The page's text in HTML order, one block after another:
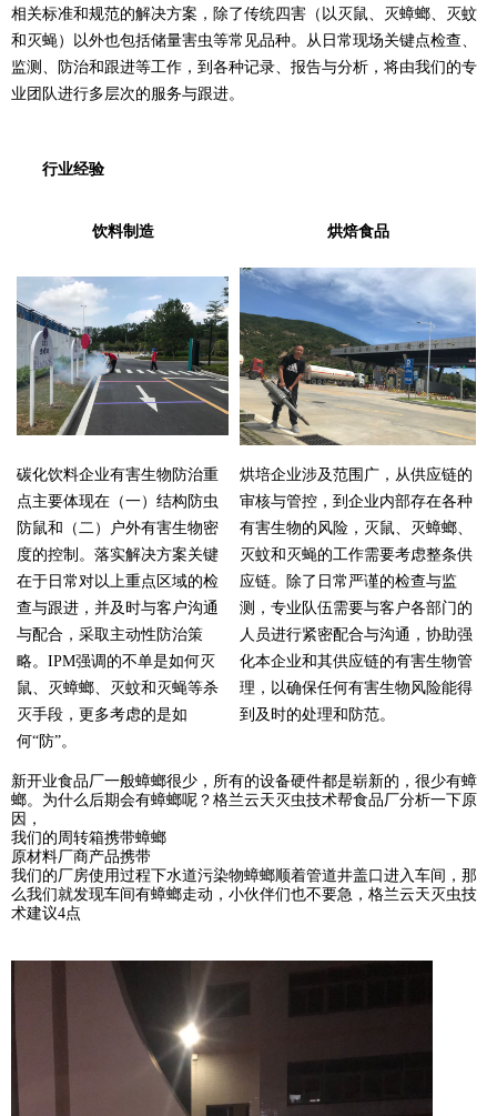
相关标准和规范的解决方案，除了传统四害（以灭鼠、灭蟑螂、灭蚊
和灭蝇）以外也包括储量害虫等常见品种。从日常现场关键点检查、
监测、防治和跟进等工作，到各种记录、报告与分析，将由我们的专
业团队进行多层次的服务与跟进。
行业经验
饮料制造 烘焙食品
碳化饮料企业有害生物防治重
点主要体现在（一）结构防虫
防鼠和
（二）户外有害生物密
度的控制。落实解决方案关键
在于日常对以上重点区域的检
查与跟进，并及时与客户沟通
与配合，采取主动性防治策
略。IPM强调的不单是如何灭
鼠、灭蟑螂、灭蚊和灭蝇等杀
灭手段，更多考虑的是如
何“防”。
烘培企业涉及范围广，从供应链的
审核与管控，到企业内部存在各种
有害生物的风险，灭鼠、灭蟑螂、
灭蚊和灭蝇的工作需要考虑整条供
应链。除了日常严谨的检查与监
测，专业队伍需要与客户各部门的
人员进行紧密配合与沟通，协助强
化本企业和其供应链的有害生物管
理，以确保任何有害生物风险能得
到及时的处理和防范。
新开业食品厂一般蟑螂很少，所有的设备硬件都是崭新的，很少有蟑
螂。为什么后期会有蟑螂呢？格兰云天灭虫技术帮食品厂分析一下原
因，
我们的周转箱携带蟑螂
原材料厂商产品携带
我们的厂房使用过程下水道污染物蟑螂顺着管道井盖口进入车间，那
么我们就发现车间有蟑螂走动，小伙伴们也不要急，格兰云天灭虫技
术建议4点